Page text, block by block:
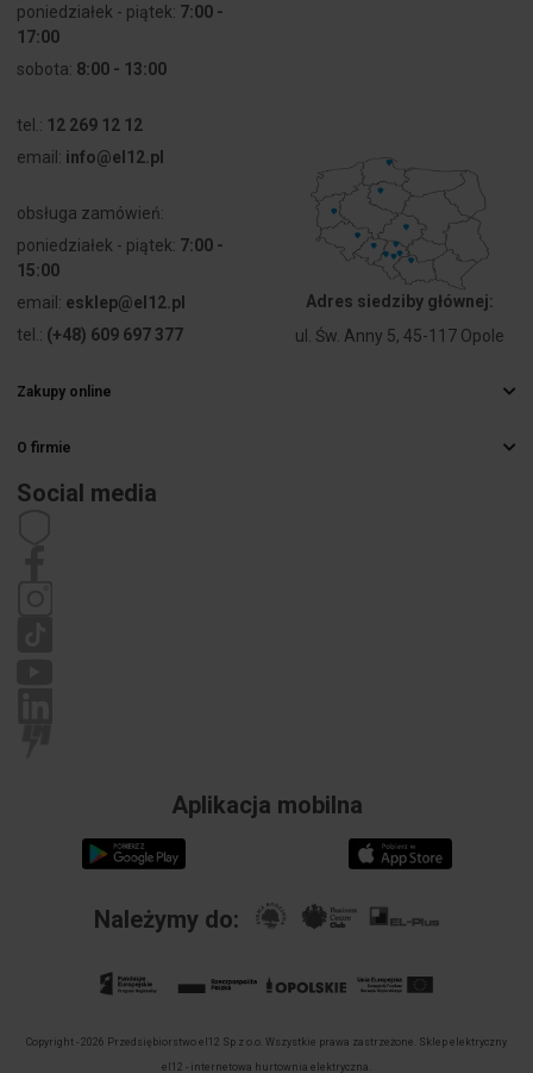
poniedziałek - piątek: 7:00 -
17:00
sobota: 8:00 - 13:00
tel.: 12 269 12 12
email: info@el12.pl
obsługa zamówień:
poniedziałek - piątek: 7:00 -
15:00
email: esklep@el12.pl
tel.: (+48) 609 697 377
Adres siedziby głównej:
ul. Św. Anny 5, 45-117 Opole
Zakupy online
Sposoby dostawy
Płatności
O firmie
Kariera
Social media
Aplikacja mobilna
Należymy do:
Copyright - 2026 Przedsiębiorstwo el12 Sp z o.o. Wszystkie prawa zastrzeżone. Sklep elektryczny
el12 - internetowa hurtownia elektryczna.